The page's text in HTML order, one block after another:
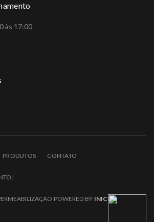
às 17:00
PRODUTOS CONTATO
POWERED BY INICIAL